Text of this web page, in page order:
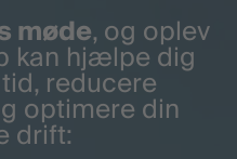
møde, og oplev
kan hjælpe dig
reducere
optimere din
drift: